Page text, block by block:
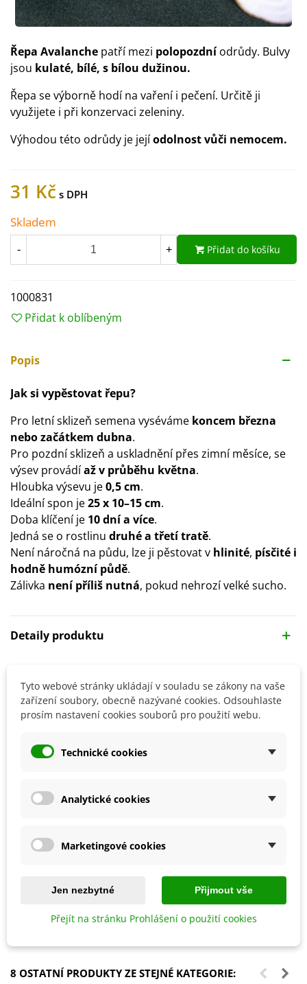
Řepa Avalanche patří mezi polopozdníodrůdy. Bulvy
jsou kulaté, bílé, s bílou dužinou.
Řepa se výborně hodí na vaření i pečení. Určitě ji
využijete i při konzervaci zeleniny.
Výhodou této odrůdy je jejíodolnost vůči nemocem.
31 Kč
Skladem
- + Přidat do košíku
1000831
Přidat k oblíbeným
Popis
Jak si vypěstovat řepu?
Pro letní sklizeň semena vyséváme koncem března
nebo začátkem dubna.
Pro pozdní sklizeň a uskladnění přes zimní měsíce, se
výsev provádíaž v průběhu května.
Hloubka výsevu je0,5 cm.
Ideální spon je25 x 10–15 cm.
Doba klíčení je 10 dní a více.
Jedná se o rostlinu druhé a třetí tratě.
Není náročná na půdu, lze ji pěstovat v hlinité, písčité i
hodně humózní půdě.
Zálivka není příliš nutná, pokud nehrozí velké sucho.
Detaily produktu
Ptačí budka pro brhlíka Bajin -
587 Kč
Hoštický hnůj kravský -
Hoštické hnojivo - 500 ml
167 Kč
8 OSTATNÍ PRODUKTY ZE STEJNÉ KATEGORIE:
Tyto webové stránky ukládají v souladu se zákony na vaše
zařízení soubory, obecně nazývané cookies. Odsouhlaste
prosím nastavení cookies souborů pro použití webu.
Technické cookies
Analytické cookies
Marketingové cookies
Jen nezbytné Přijmout vše
Přejít na stránku Prohlášení o použití cookies